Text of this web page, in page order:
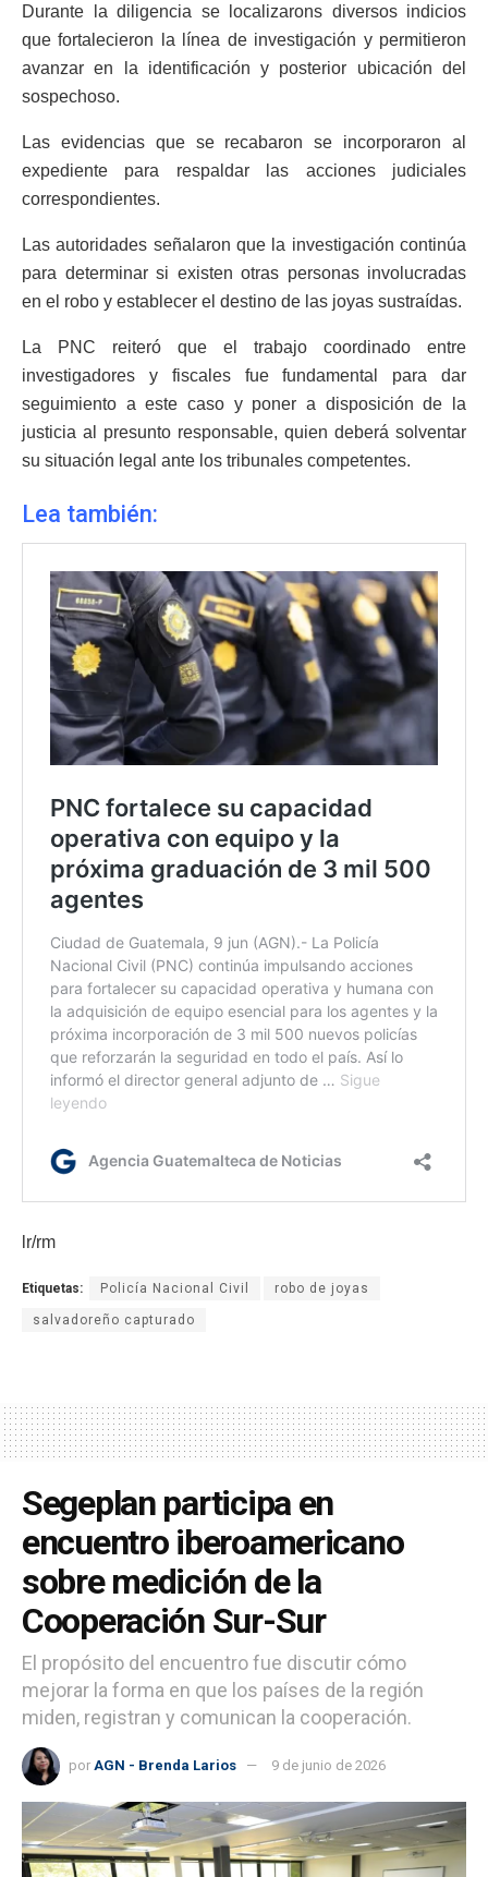
Durante la diligencia se localizarons diversos indicios
que fortalecieron la línea de investigación y permitieron
avanzar en la identificación y posterior ubicación del
sospechoso.
Las evidencias que se recabaron se incorporaron al
expediente para respaldar las acciones judiciales
correspondientes.
Las autoridades señalaron que la investigación continúa
para determinar si existen otras personas involucradas
en el robo y establecer el destino de las joyas sustraídas.
La PNC reiteró que el trabajo coordinado entre
investigadores y fiscales fue fundamental para dar
seguimiento a este caso y poner a disposición de la
justicia al presunto responsable, quien deberá solventar
su situación legal ante los tribunales competentes.
Lea también:
lr/rm
Etiquetas: Policía Nacional Civil robo de joyas
salvadoreño capturado
Segeplan participa en
encuentro iberoamericano
sobre medición de la
Cooperación Sur-Sur
El propósito del encuentro fue discutir cómo
mejorar la forma en que los países de la región
miden, registran y comunican la cooperación.
por AGN - Brenda Larios 9 de junio de 2026